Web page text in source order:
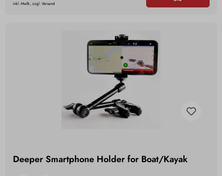
inkl. MwSt., zzgl. Versand
Deeper Smartphone Holder for Boat/Kayak